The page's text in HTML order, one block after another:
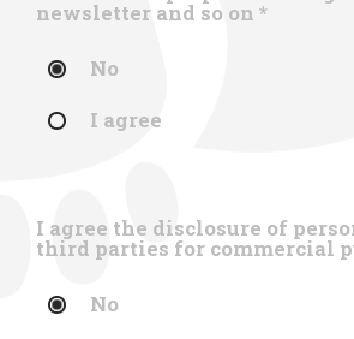
newsletter and so on *
No
I agree
I agree the disclosure of
third parties for commercial
No